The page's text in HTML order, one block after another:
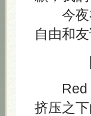
今夜在
自由和友
Red 说
挤压之